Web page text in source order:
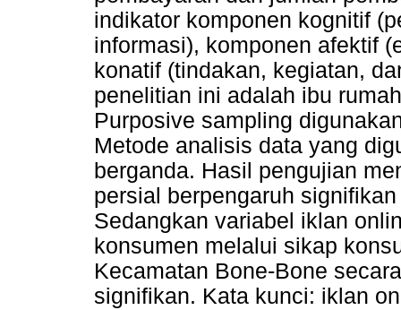
indikator komponen kognitif
informasi), komponen afektif
konatif (tindakan, kegiatan,
penelitian ini adalah ibu
Purposive sampling
Metode analisis data yang
berganda. Hasil pengujian
persial berpengaruh
Sedangkan variabel iklan
konsumen melalui sikap
Kecamatan Bone-Bone
signifikan. Kata kunci: iklan